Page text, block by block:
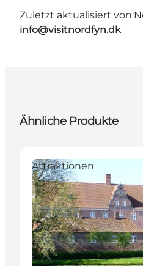
Zuletzt aktualisiert von:
info@visitnordfyn.dk
Ähnliche Produkte
Attraktionen